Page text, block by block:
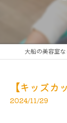
【キッズカ
2024/11/29